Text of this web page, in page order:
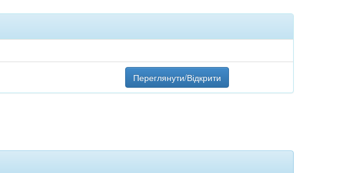
Переглянути/Відкрити